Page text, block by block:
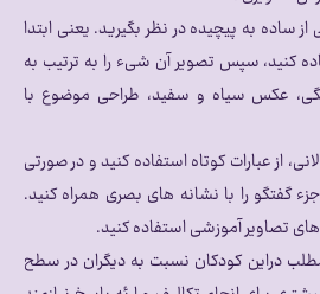
ساده به پیچیده در نظر بگیرید. یعنی ابتدا
کنید، سپس تصویر آن شیء را به ترتیب به
عکس سیاه و سفید، طراحی موضوع با
از عبارات کوتاه استفاده کنید و در صورتی
گفتگو را با نشانه های بصری همراه کنید.
های تصاویر آموزشی استفاده کنید.
دراین کودکان نسبت به دیگران در سطح